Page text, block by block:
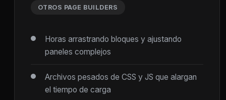
OTROS PAGE BUILDERS
Horas arrastrando bloques y ajustando
paneles complejos
Archivos pesados de CSS y JS que alargan
el tiempo de carga